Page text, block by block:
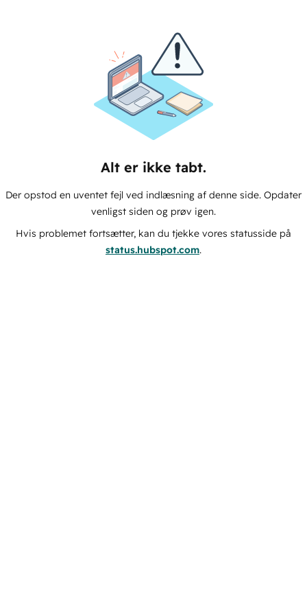
Alt er ikke tabt.
Der opstod en uventet fejl ved indlæsning af denne side. Opdater
venligst siden og prøv igen.
Hvis problemet fortsætter, kan du tjekke vores statusside på
status.hubspot.com.